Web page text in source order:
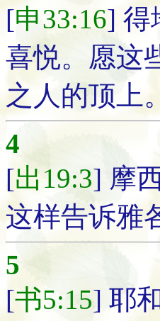
[申33:16] 得
喜悦。愿这
之人的顶上。
4
[出19:3] 摩
这样告诉雅
5
[书5:15] 耶